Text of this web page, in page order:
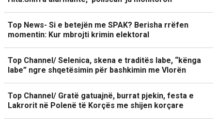
Top News- Si e betejën me SPAK? Berisha rrëfen
momentin: Kur mbrojti krimin elektoral
Top Channel/ Selenica, skena e traditës labe, “kënga
labe” ngre shqetësimin për bashkimin me Vlorën
Top Channel/ Gratë gatuajnë, burrat pjekin, festa e
Lakrorit në Polenë të Korçës me shijen korçare